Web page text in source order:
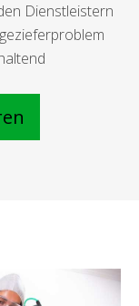
Dienstleistern